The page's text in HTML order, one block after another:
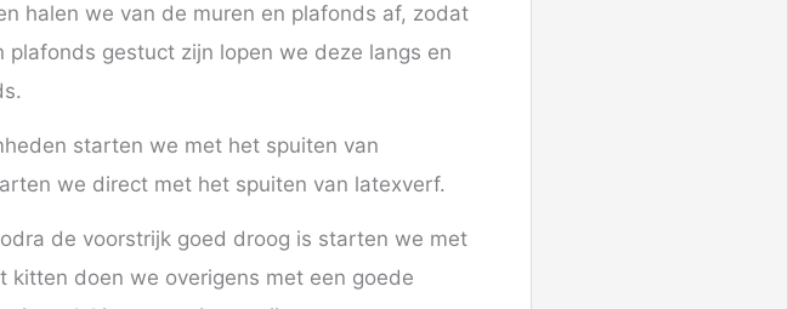
halen we van de muren en plafonds af, zodat
gestuct zijn lopen we deze langs en
starten we met het spuiten van
we direct met het spuiten van latexverf.
de voorstrijk goed droog is starten we met
kitten doen we overigens met een goede